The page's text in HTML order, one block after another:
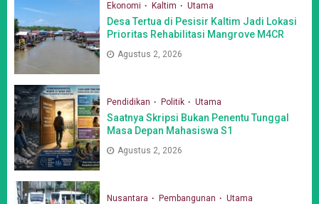
Ekonomi Kaltim Utama
Desa Tertua di Pesisir Kaltim Jadi Lokasi
Prioritas Rehabilitasi Mangrove M4CR
Agustus 2, 2026
Pendidikan Politik Utama
Saatnya Skripsi Bukan Penentu Tunggal
Masa Depan Mahasiswa S1
Agustus 2, 2026
Nusantara Pembangunan Utama